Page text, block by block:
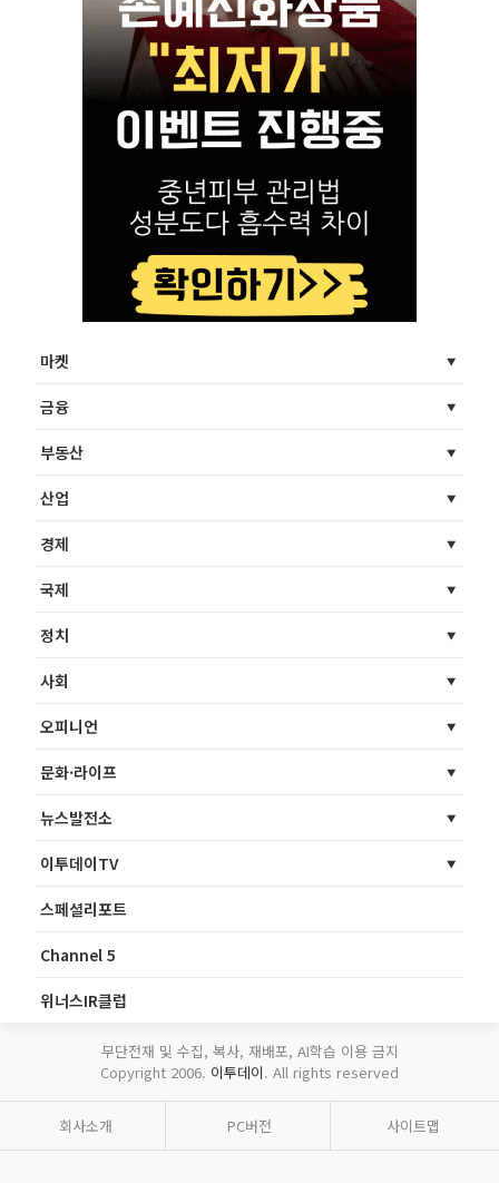
마켓
금융
부동산
산업
경제
국제
정치
사회
오피니언
문화·라이프
뉴스발전소
이투데이TV
스페셜리포트
Channel 5
위너스IR클럽
무단전재 및 수집, 복사, 재배포, AI학습 이용 금지
Copyright 2006. 이투데이. All rights reserved
회사소개 PC버전 사이트맵